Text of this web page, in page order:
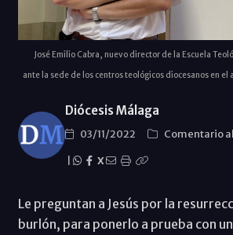
José Emilio Cabra, nuevo director de la Escuela
ante la sede de los centros teológicos diocesanos en
Diócesis Málaga
03/11/2022
Comentario
X
Le preguntan a Jesús por la
burlón, para ponerlo a prueba con